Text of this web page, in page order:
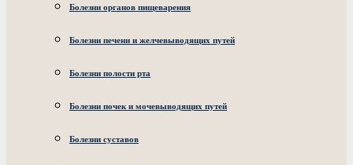
Болезни органов пищеварения
Болезни печени и желчевыводящих путей
Болезни полости рта
Болезни почек и мочевыводящих путей
Болезни суставов